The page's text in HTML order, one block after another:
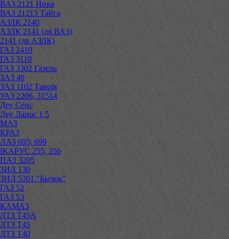
ВАЗ 2121 Нива
ВАЗ 21213 Тайга
АЗЛК 2140
АЗЛК 2141 (дв ВАЗ)
2141 (дв АЗЛК)
ГАЗ 2410
ГАЗ 3110
ГАЗ 3302 Газель
ЗАЗ 40
ЗАЗ 1102 Таврія
УАЗ 2206, 31514
Деу Сенс
Деу Ланос 1,5
МАЗ
КРАЗ
ЛАЗ 695; 699
ІКАРУС 255; 256
ПАЗ 3205
ЗИЛ 130
ЗИЛ 5301 "Бычок"
ГАЗ 52
ГАЗ 53
КАМАЗ
ЛТЗ Т45А
ЛТЗ Т45
ЛТЗ Т40